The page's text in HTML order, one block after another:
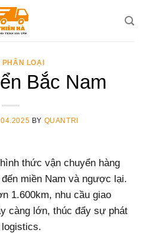
LOẠI
Bắc Nam
BY QUANTRI
thức vận chuyển hàng
miền Nam và ngược lại.
1.600km, nhu cầu giao
càng lớn, thúc đẩy sự phát
logistics.